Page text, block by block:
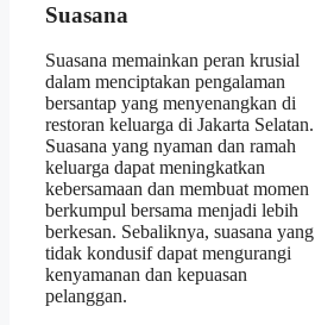
Suasana
Suasana memainkan peran krusial
dalam menciptakan pengalaman
bersantap yang menyenangkan di
restoran keluarga di Jakarta Selatan.
Suasana yang nyaman dan ramah
keluarga dapat meningkatkan
kebersamaan dan membuat momen
berkumpul bersama menjadi lebih
berkesan. Sebaliknya, suasana yang
tidak kondusif dapat mengurangi
kenyamanan dan kepuasan
pelanggan.